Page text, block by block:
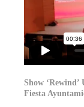
Show
Fiesta